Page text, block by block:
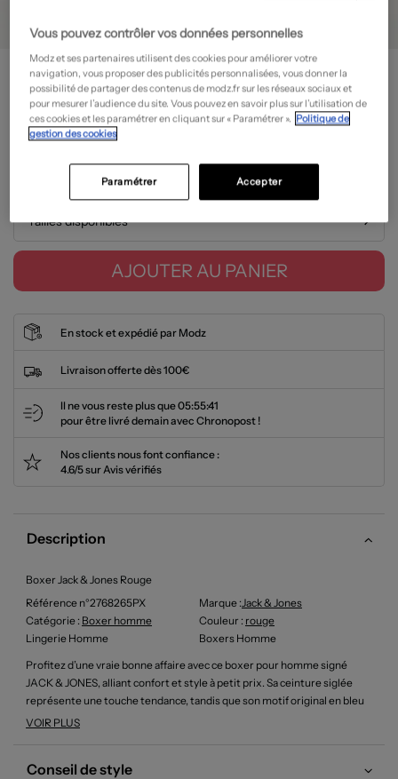
JACK & JONES
Boxer- Outlet
7,50€
Prix boutique : 14,99€
Guide des tailles
Tailles disponibles
AJOUTER AU PANIER
En stock et expédié par Modz
Livraison offerte dès 100€
Il ne vous reste plus que05:55:41
pour être livré demain avec Chronopost !
Nos clients nous font confiance :
4.6/5 sur Avis vérifiés
Description
Boxer Jack & Jones Rouge
Référence n°2768265PX
Marque :Jack & Jones
Catégorie : Boxer homme Couleur : rouge
Lingerie Homme
Boxers Homme
Profitez d’une vraie bonne affaire avec ce boxer pour homme signé
JACK & JONES, alliant confort et style à petit prix. Sa ceinture siglée
représente une touche tendance, tandis que son motif original en bleu
et rouge dynamise votre quotidien. Indispensable du dressing masculin,
VOIR PLUS
Conseil de style
Vous pouvez contrôler vos données personnelles
Modz et ses partenaires utilisent des cookies pour améliorer votre
navigation, vous proposer des publicités personnalisées, vous donner la
possibilité de partager des contenus de modz.fr sur les réseaux sociaux et
pour mesurer l’audience du site. Vous pouvez en savoir plus sur l’utilisation de
ces cookies et les paramétrer en cliquant sur « Paramétrer ». Politique de
gestion des cookies
Accepter
Paramétrer